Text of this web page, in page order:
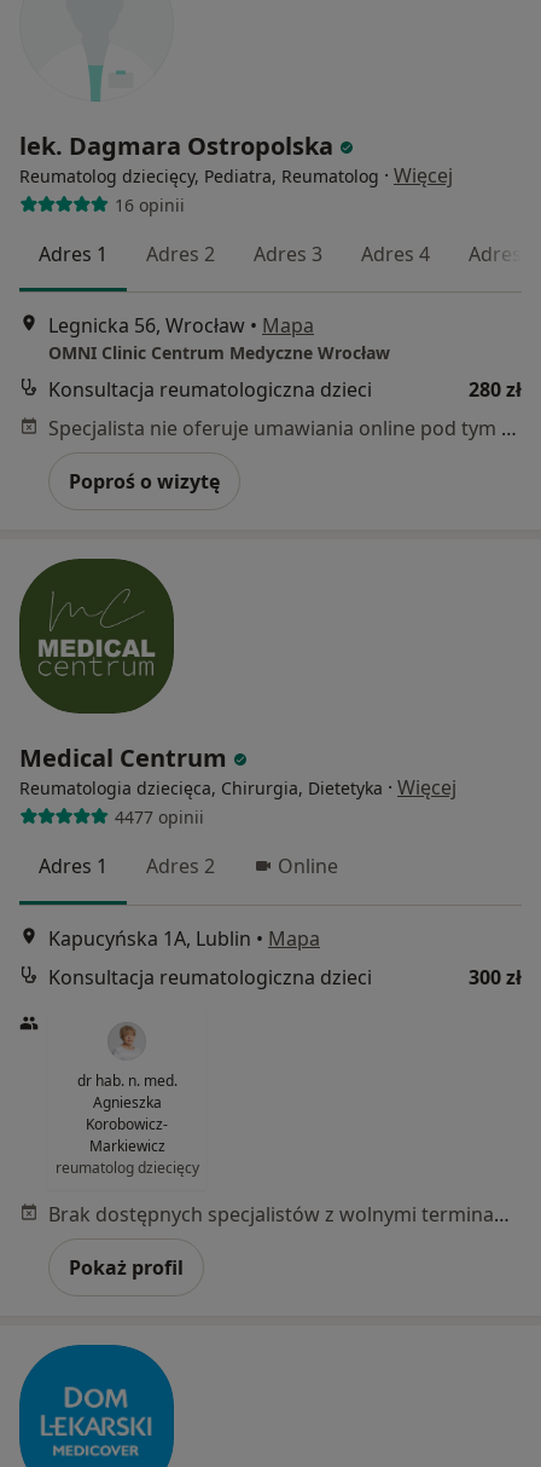
lek. Dagmara Ostropolska
Reumatolog dziecięcy, Pediatra, Reumatolog · Więcej
16 opinii
Adres 1 Adres 2 Adres 3 Adres 4 Adres 5
Legnicka 56, Wrocław • Mapa
OMNI Clinic Centrum Medyczne Wrocław
Konsultacja reumatologiczna dzieci
280 zł
Specjalista nie oferuje umawiania online pod tym adresem.
Poproś o wizytę
Medical Centrum
Reumatologia dziecięca, Chirurgia, Dietetyka · Więcej
4477 opinii
Adres 1 Adres 2 Online
Kapucyńska 1A, Lublin • Mapa
Konsultacja reumatologiczna dzieci
300 zł
dr hab. n. med.
Agnieszka
Korobowicz-
Markiewicz
reumatolog dziecięcy
Brak dostępnych specjalistów z wolnymi terminami w tym centrum medycznym.
Pokaż profil